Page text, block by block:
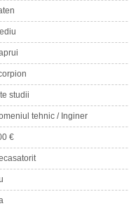
studii
tehnic / Inginer
€